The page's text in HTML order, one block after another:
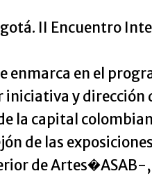
II Encuentro
enmarca en el
y dirección
la capital
de las
de Artes�ASAB-